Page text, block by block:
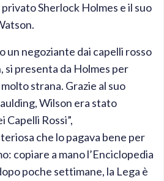
Sherlock Holmes e il suo
un negoziante dai capelli rosso
si presenta da Holmes per
strana. Grazie al suo
Wilson era stato
Capelli Rossi”,
che lo pagava bene per
copiare a mano l’Enciclopedia
poche settimane, la Lega è